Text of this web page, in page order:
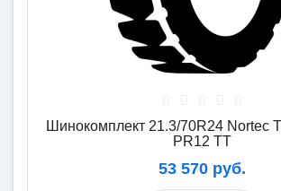
Шинокомплект 21.3/70R24 Nortec
PR12 TT
53 570 руб.